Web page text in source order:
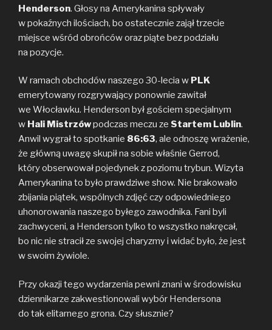
o
o
k
e
r
i
n
k
Henderson. Głosy na Amerykanina spływały
w pokaźnych ilościach, bo ostatecznie zajął trzecie
miejsce wśród obrońców oraz piąte bez podziału
na pozycje.
W ramach obchodów naszego 30-lecia w PLK
emerytowany rozgrywający ponownie zawitał
we Włocławku. Henderson był gościem specjalnym
w Hali Mistrzówpodczas meczu ze Startem Lublin.
Anwil wygrał to spotkanie 86:63, ale odnoszę wrażenie,
że główną uwagę skupił na sobie właśnie Gerrod,
który obserwował pojedynek z poziomu trybun. Wizyta
Amerykanina to było prawdziwe show. Nie brakowało
zbijania piątek, wspólnych zdjęć czy odpowiedniego
uhonorowania naszego byłego zawodnika. Fani byli
zachwyceni, a Henderson tylko to wszystko nakręcał,
bo nic nie stracił ze swojej charyzmy i widać było, że jest
w swoim żywiole.
Przy okazji tego wydarzenia pewni znani w środowisku
dziennikarze zakwestionowali wybór Hendersona
do tak elitarnego grona. Czy słusznie?